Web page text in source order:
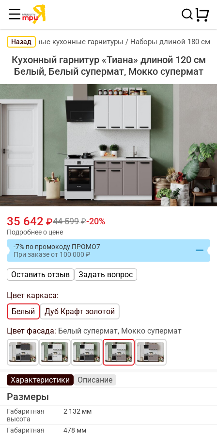
НазадГотовые кухонные гарнитуры / Наборы длиной 180 см
Кухонный гарнитур «Тиана» длиной 120 см
Белый, Белый супермат, Мокко супермат
35 642 44 599 20
Подробнее о цене
-7% по промокоду ПРОМО7
При заказеот 100 000
Оставить отзыв Задать вопрос
Цвет каркаса:
Белый
Дуб Крафт золотой
Цвет фасада: Белый супермат, Мокко супермат
Характеристики Описание
Размеры
Габаритная
высота
2 132 мм
Габаритная
478 мм